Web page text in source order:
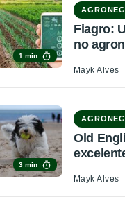
1 min
Fiagro:
no
Mayk Alves
3 min
Old
Mayk Alves